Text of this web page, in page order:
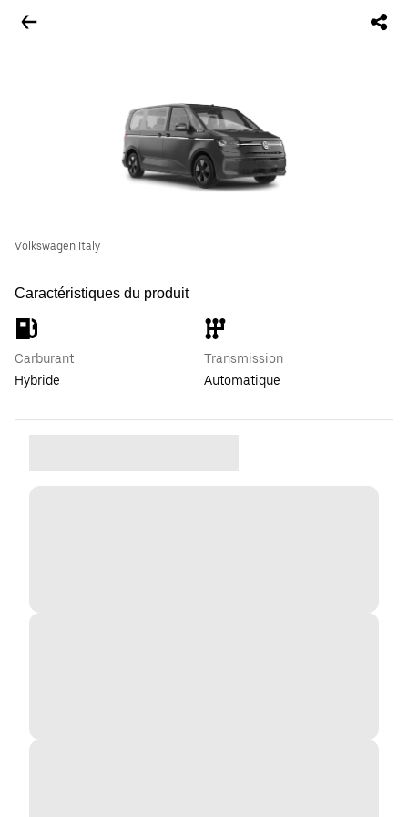
Volkswagen Italy
Caractéristiques du produit
Carburant
Hybride
Transmission
Automatique